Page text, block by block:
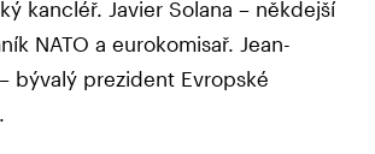
kancléř. Javier Solana – někdejší
NATO a eurokomisař. Jean-
bývalý prezident Evropské